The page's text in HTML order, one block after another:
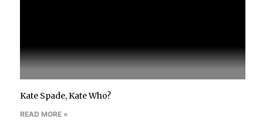
Kate Spade, Kate Who?
READ MORE »